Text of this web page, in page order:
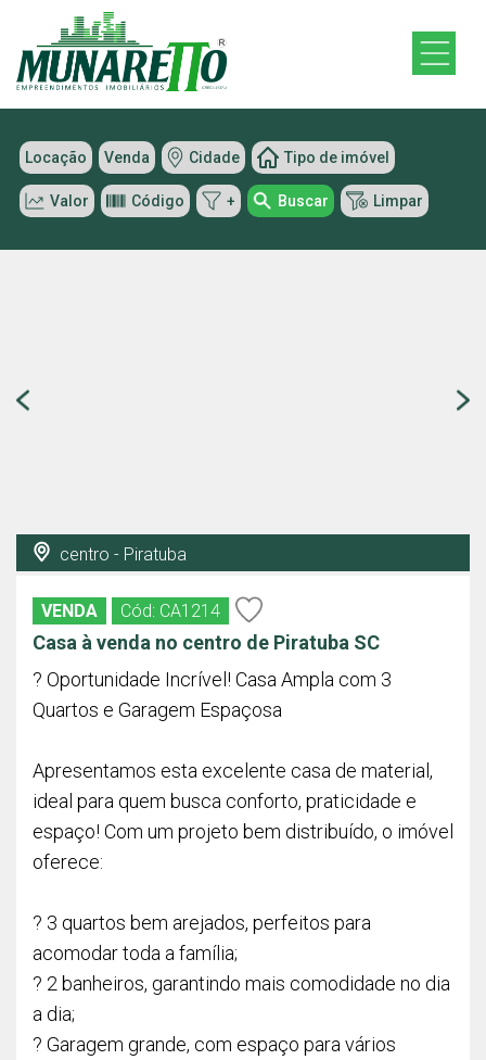
Locação Venda Cidade Tipo de imóvel
Valor Código + Buscar Limpar
centro - Piratuba
VENDA Cód: CA1214
Casa à venda no centro de Piratuba SC
? Oportunidade Incrível! Casa Ampla com 3
Quartos e Garagem Espaçosa
Apresentamos esta excelente casa de material,
ideal para quem busca conforto, praticidade e
espaço! Com um projeto bem distribuído, o imóvel
oferece:
? 3 quartos bem arejados, perfeitos para
acomodar toda a família;
? 2 banheiros, garantindo mais comodidade no dia
a dia;
? Garagem grande, com espaço para vários